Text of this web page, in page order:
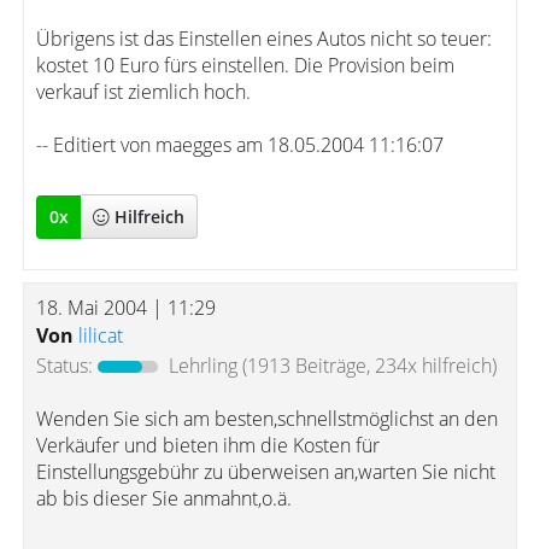
Übrigens ist das Einstellen eines Autos nicht so teuer:
kostet 10 Euro fürs einstellen. Die Provision beim
verkauf ist ziemlich hoch.
-- Editiert von maegges am 18.05.2004 11:16:07
0x Hilfreich
18. Mai 2004 | 11:29
Von lilicat
Status:
Lehrling(1913 Beiträge, 234x hilfreich)
Wenden Sie sich am besten,schnellstmöglichst an den
Verkäufer und bieten ihm die Kosten für
Einstellungsgebühr zu überweisen an,warten Sie nicht
ab bis dieser Sie anmahnt,o.ä.